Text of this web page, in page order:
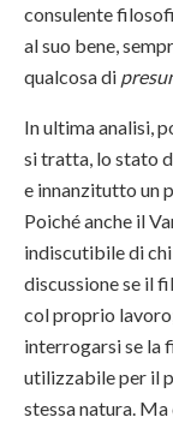
consulente
al suo bene,
qualcosa di
In ultima analisi,
si tratta, lo stato
e innanzitutto un
Poiché anche il
indiscutibile di
discussione se il
col proprio
interrogarsi se la
utilizzabile per il
stessa natura.